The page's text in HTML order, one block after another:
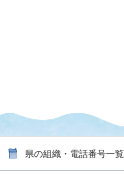
県の組織・電話番号一覧